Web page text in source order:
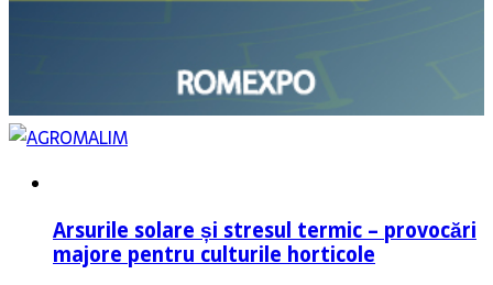
Arsurile solare și stresul termic – provocări
majore pentru culturile horticole